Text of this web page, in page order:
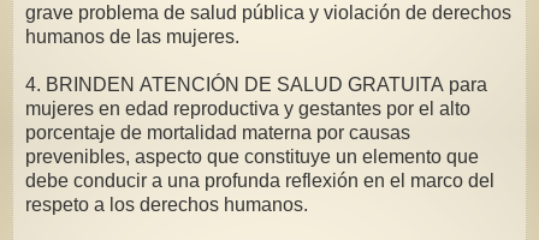
grave problema de salud pública y violación de derechos
humanos de las mujeres.
4. BRINDEN ATENCIÓN DE SALUD GRATUITA para
mujeres en edad reproductiva y gestantes por el alto
porcentaje de mortalidad materna por causas
prevenibles, aspecto que constituye un elemento que
debe conducir a una profunda reflexión en el marco del
respeto a los derechos humanos.